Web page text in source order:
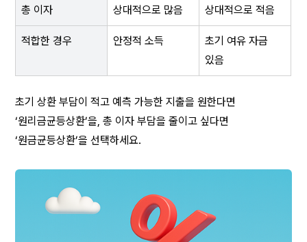
총 이자 상대적으로 많음 상대적으로 적음
적합한 경우 안정적 소득
초기 여유 자금
있음
초기 상환 부담이 적고 예측 가능한 지출을 원한다면
‘원리금균등상환’을, 총 이자 부담을 줄이고 싶다면
‘원금균등상환’을 선택하세요.